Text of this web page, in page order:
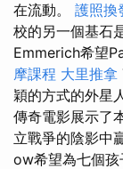
在流動。 護照換
校的另一個基石
Emmerich希望
摩課程 大里推拿
穎的方式的外星
傳奇電影展示了
立戰爭的陰影中
ow希望為七個孩